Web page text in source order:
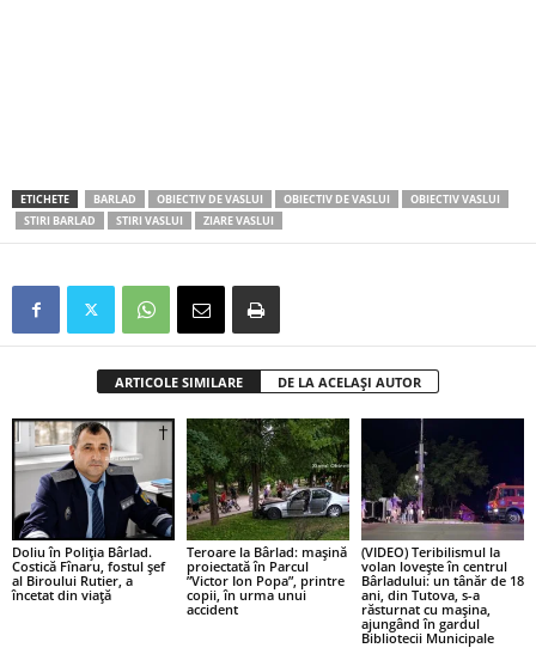
ETICHETE BARLAD OBIECTIV DE VASLUI OBIECTIV DE VASLUI
OBIECTIV VASLUI
STIRI BARLAD
STIRI VASLUI ZIARE VASLUI
ARTICOLE SIMILARE DE LA ACELAȘI AUTOR
Doliu în Poliția Bârlad.
Costică Fînaru, fostul șef
al Biroului Rutier, a
încetat din viață
Teroare la Bârlad: mașină
proiectată în Parcul
”Victor Ion Popa”, printre
copii, în urma unui
accident
(VIDEO) Teribilismul la
volan lovește în centrul
Bârladului: un tânăr de 18
ani, din Tutova, s-a
răsturnat cu mașina,
ajungând în gardul
Bibliotecii Municipale